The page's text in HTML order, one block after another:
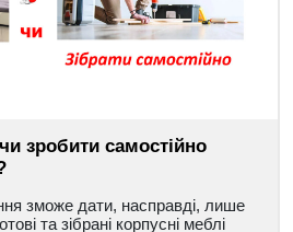
зробити самостійно
зможе дати, насправді, лише
та зібрані корпусні меблі